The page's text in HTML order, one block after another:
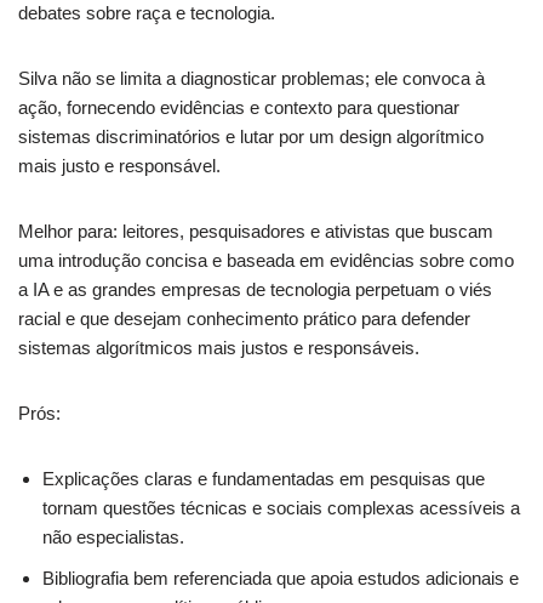
debates sobre raça e tecnologia.
Silva não se limita a diagnosticar problemas; ele convoca à
ação, fornecendo evidências e contexto para questionar
sistemas discriminatórios e lutar por um design algorítmico
mais justo e responsável.
Melhor para: leitores, pesquisadores e ativistas que buscam
uma introdução concisa e baseada em evidências sobre como
a IA e as grandes empresas de tecnologia perpetuam o viés
racial e que desejam conhecimento prático para defender
sistemas algorítmicos mais justos e responsáveis.
Prós:
Explicações claras e fundamentadas em pesquisas que
tornam questões técnicas e sociais complexas acessíveis a
não especialistas.
Bibliografia bem referenciada que apoia estudos adicionais e